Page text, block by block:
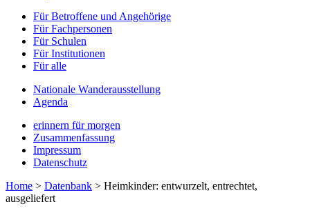
Für Betroffene und Angehörige
Für Fachpersonen
Für Schulen
Für Institutionen
Für alle
Nationale Wanderausstellung
Agenda
erinnern für morgen
Zusammenfassung
Impressum
Datenschutz
Home > Datenbank > Heimkinder: entwurzelt, entrechtet,
ausgeliefert